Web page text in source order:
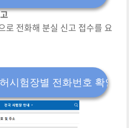
로 전화해 분실 신고 접수를 요
시험장별 전화번호 확인하